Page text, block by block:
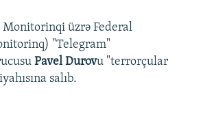
Monitorinqi üzrə Federal
"Telegram"
Pavel Durovu "terrorçular
salıb.